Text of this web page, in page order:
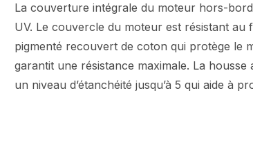
La couverture intégrale du moteur hors-
UV. Le couvercle du moteur est résistant au
pigmenté recouvert de coton qui protège le
garantit une résistance maximale. La
un niveau d’étanchéité jusqu’à 5 qui aide à